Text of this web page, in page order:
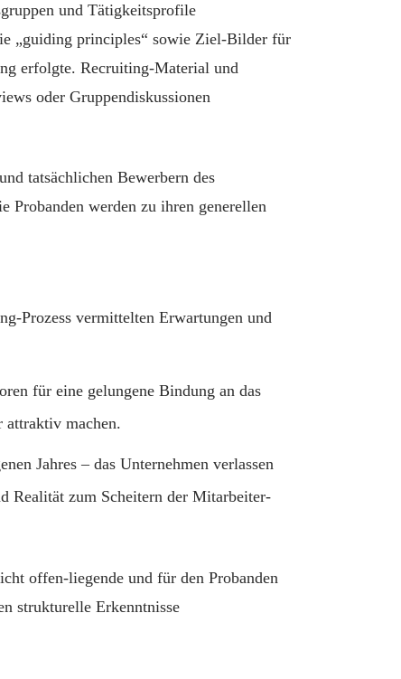
und Tätigkeitsprofile
„guiding principles“ sowie Ziel-Bilder für
erfolgte. Recruiting-Material und
oder Gruppendiskussionen
tatsächlichen Bewerbern des
Probanden werden zu ihren generellen
Prozess vermittelten Erwartungen und
für eine gelungene Bindung an das
attraktiv machen.
Jahres – das Unternehmen verlassen
Realität zum Scheitern der Mitarbeiter-
offen-liegende und für den Probanden
strukturelle Erkenntnisse